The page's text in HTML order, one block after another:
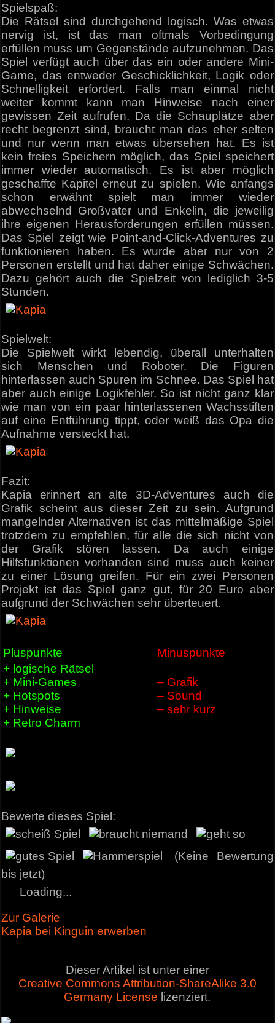
Spielspaß:
Die Rätsel sind durchgehend logisch. Was etwas
nervig ist, ist das man oftmals Vorbedingung
erfüllen muss um Gegenstände aufzunehmen. Das
Spiel verfügt auch über das ein oder andere Mini-
Game, das entweder Geschicklichkeit, Logik oder
Schnelligkeit erfordert. Falls man einmal nicht
weiter kommt kann man Hinweise nach einer
gewissen Zeit aufrufen. Da die Schauplätze aber
recht begrenzt sind, braucht man das eher selten
und nur wenn man etwas übersehen hat. Es ist
kein freies Speichern möglich, das Spiel speichert
immer wieder automatisch. Es ist aber möglich
geschaffte Kapitel erneut zu spielen. Wie anfangs
schon erwähnt spielt man immer wieder
abwechselnd Großvater und Enkelin, die jeweilig
ihre eigenen Herausforderungen erfüllen müssen.
Das Spiel zeigt wie Point-and-Click-Adventures zu
funktionieren haben. Es wurde aber nur von 2
Personen erstellt und hat daher einige Schwächen.
Dazu gehört auch die Spielzeit von lediglich 3-5
Stunden.
Spielwelt:
Die Spielwelt wirkt lebendig, überall unterhalten
sich Menschen und Roboter. Die Figuren
hinterlassen auch Spuren im Schnee. Das Spiel hat
aber auch einige Logikfehler. So ist nicht ganz klar
wie man von ein paar hinterlassenen Wachsstiften
auf eine Entführung tippt, oder weiß das Opa die
Aufnahme versteckt hat.
Fazit:
Kapia erinnert an alte 3D-Adventures auch die
Grafik scheint aus dieser Zeit zu sein. Aufgrund
mangelnder Alternativen ist das mittelmäßige Spiel
trotzdem zu empfehlen, für alle die sich nicht von
der Grafik stören lassen. Da auch einige
Hilfsfunktionen vorhanden sind muss auch keiner
zu einer Lösung greifen. Für ein zwei Personen
Projekt ist das Spiel ganz gut, für 20 Euro aber
aufgrund der Schwächen sehr überteuert.
Pluspunkte
Minuspunkte
+ logische Rätsel
+ Mini-Games
+ Hotspots
+ Hinweise
+ Retro Charm
– Grafik
– Sound
– sehr kurz
Bewerte dieses Spiel:
(Keine Bewertung
bis jetzt)
Loading...
Zur Galerie
Kapia bei Kinguin erwerben
Dieser Artikel ist unter einer
Creative Commons Attribution-ShareAlike 3.0
Germany License lizenziert.